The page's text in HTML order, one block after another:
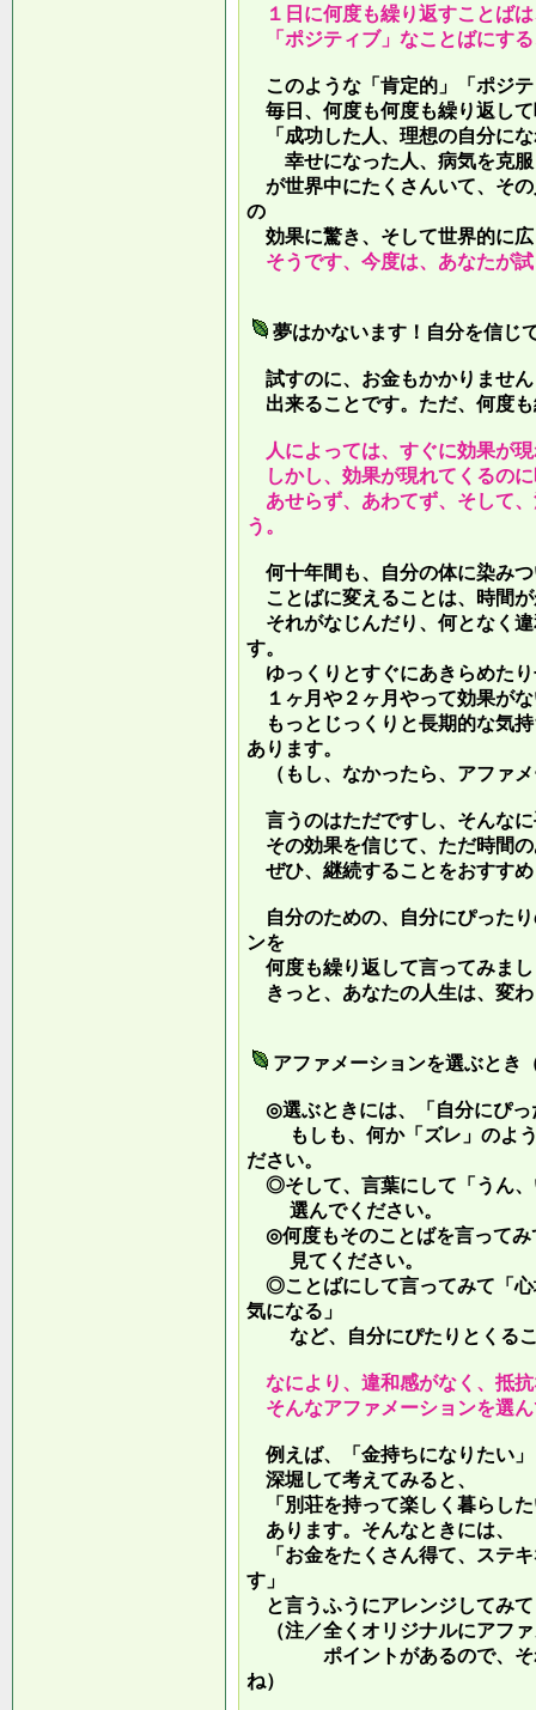
１日に何度も繰り返すことば
「ポジティブ」なことばにす
このような「肯定的」「ポジ
毎日、何度も何度も繰り返し
「成功した人、理想の自分に
幸せになった人、病気を克服
が世界中にたくさんいて、そ
の
効果に驚き、そして世界的に
そうです、今度は、あなたが
夢はかないます！自分を信じ
試すのに、お金もかかりませ
出来ることです。ただ、何度
人によっては、すぐに効果が
しかし、効果が現れてくるの
あせらず、あわてず、そして
う。
何十年間も、自分の体に染み
ことばに変えることは、時間
それがなじんだり、何となく
す。
ゆっくりとすぐにあきらめた
１ヶ月や２ヶ月やって効果が
もっとじっくりと長期的な気
あります。
（もし、なかったら、アファ
言うのはただですし、そんな
その効果を信じて、ただ時間
ぜひ、継続することをおすす
自分のための、自分にぴった
ンを
何度も繰り返して言ってみま
きっと、あなたの人生は、変
アファメーションを選ぶとき
◎選ぶときには、「自分にぴっ
もしも、何か「ズレ」のよう
ださい。
◎そして、言葉にして「うん、
選んでください。
◎何度もそのことばを言ってみ
見てください。
◎ことばにして言ってみて「心
気になる」
など、自分にぴたりとくるこ
なにより、違和感がなく、抵
そんなアファメーションを選
例えば、「金持ちになりたい
深堀して考えてみると、
「別荘を持って楽しく暮らし
あります。そんなときには、
「お金をたくさん得て、ステ
す」
と言うふうにアレンジしてみ
（注／全くオリジナルにアフ
ポイントがあるので、それ
ね）